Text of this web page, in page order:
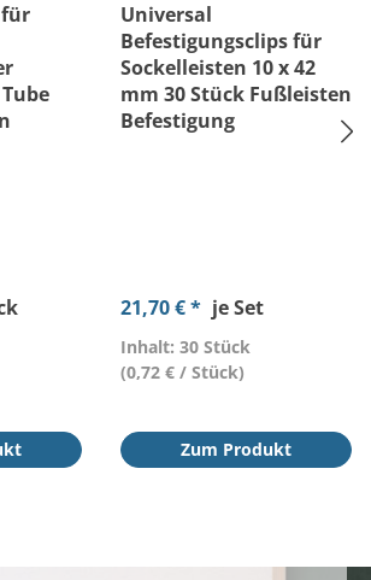
Universal
Befestigungsclips für
Sockelleisten 10 x 42
mm 30 Stück Fußleisten
Befestigung
21,70 € * je Set
Inhalt: 30 Stück
(0,72 € / Stück)
Zum Produkt